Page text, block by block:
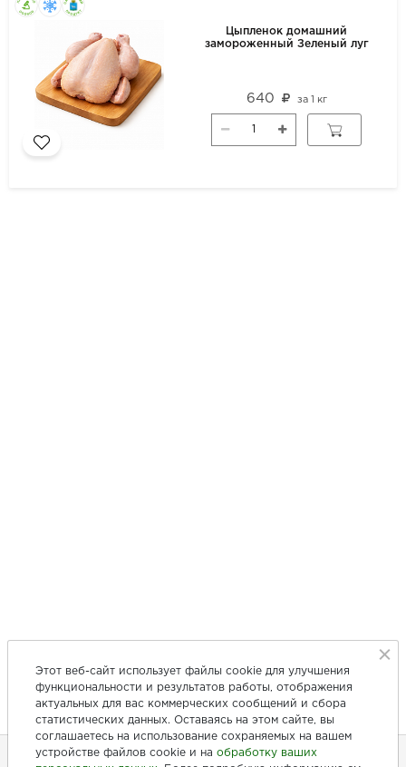
Цыпленок домашний
замороженный Зеленый луг
640 за 1 кг
Этот веб-сайт использует файлы cookie для улучшения
функциональности и результатов работы, отображения
актуальных для вас коммерческих сообщений и сбора
статистических данных. Оставаясь на этом сайте, вы
соглашаетесь на использование сохраняемых на вашем
устройстве файлов cookie и на обработку ваших